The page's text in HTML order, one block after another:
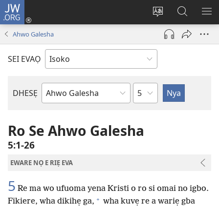
JW.ORG
Nwene
ẹvẹrẹ
Ro
Eva
(opens
window)
Gwọlọ
JW.ORG
Ahwo Galesha
SEI EVAỌ
DHESẸ
Ebe
Uzou
Ro Se Ahwo Galesha
5:1-26
EWARE NỌ E RIẸ EVA
5 Re ma wo ufuoma yena Kristi o ro si omai no igbo.
Fikiere, wha dikihẹ ga, + wha kuvẹ re a wariẹ gba